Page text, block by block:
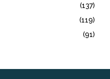
(137)
(119)
(91)